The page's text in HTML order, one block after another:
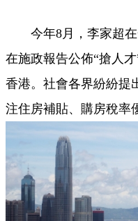
今年8月，李家超在
在施政報告公佈“搶人
香港。社會各界紛紛提
注住房補貼、購房稅率